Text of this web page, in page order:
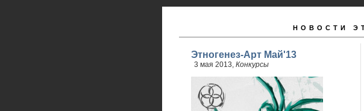
НОВОСТИ
Этногенез-Арт Май'13
3 мая 2013, Конкурсы